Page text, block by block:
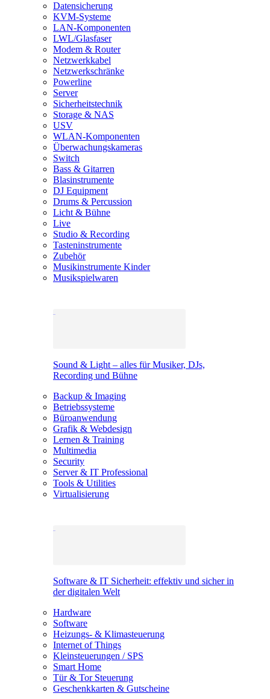
Datensicherung
KVM-Systeme
LAN-Komponenten
LWL/Glasfaser
Modem & Router
Netzwerkkabel
Netzwerkschränke
Powerline
Server
Sicherheitstechnik
Storage & NAS
USV
WLAN-Komponenten
Überwachungskameras
Switch
Bass & Gitarren
Blasinstrumente
DJ Equipment
Drums & Percussion
Licht & Bühne
Live
Studio & Recording
Tasteninstrumente
Zubehör
Musikinstrumente Kinder
Musikspielwaren
Sound & Light – alles für Musiker, DJs,
Recording und Bühne
Backup & Imaging
Betriebssysteme
Büroanwendung
Grafik & Webdesign
Lernen & Training
Multimedia
Security
Server & IT Professional
Tools & Utilities
Virtualisierung
Software & IT Sicherheit: effektiv und sicher in
der digitalen Welt
Hardware
Software
Heizungs- & Klimasteuerung
Internet of Things
Kleinsteuerungen / SPS
Smart Home
Tür & Tor Steuerung
Geschenkkarten & Gutscheine